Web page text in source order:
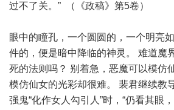
过不了关。” （《政稿》第5卷）
眼中的瞳孔，一个圆圆的，一个明亮
件的，便是暗中降临的神灵。 难道魔
死的法则吗？ 别着急，恶魔可以模仿
模仿仙女的光彩却很难。 裴君继续教
强鬼“化作女人勾引人”时，“仍看其眼